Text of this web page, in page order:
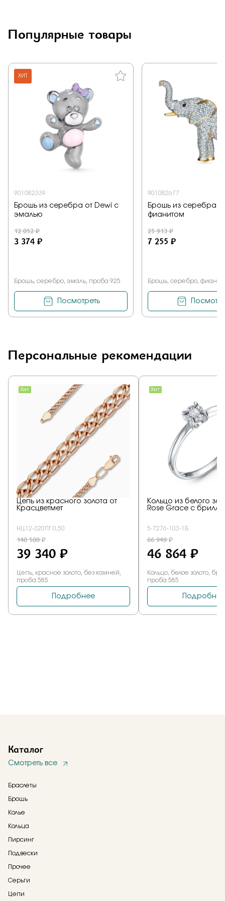
Популярные товары
ХИТ
901082339
Брошь из серебра от Dewi с
эмалью
12 052 ₽
3 374 ₽
Брошь, серебро, эмаль, проба 925
Посмотреть
901082677
Брошь из серебра
фианитом
25 913 ₽
7 255 ₽
Брошь, серебро,
Персональные рекомендации
Каталог
Смотреть все
Браслеты
Брошь
Колье
Кольца
Пирсинг
Подвески
Прочее
Серьги
Цепи
Подтверждаю, что я ознакомлен и согласен с условиями
политики конфиденциальности
Отправить